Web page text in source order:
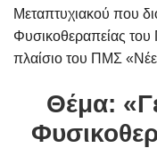
Μεταπτυχιακού που
Φυσικοθεραπείας του
πλαίσιο του ΠΜΣ
Θέμα: